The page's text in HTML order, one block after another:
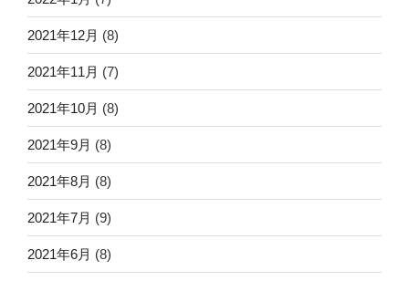
2021年12月 (8)
2021年11月 (7)
2021年10月 (8)
2021年9月 (8)
2021年8月 (8)
2021年7月 (9)
2021年6月 (8)